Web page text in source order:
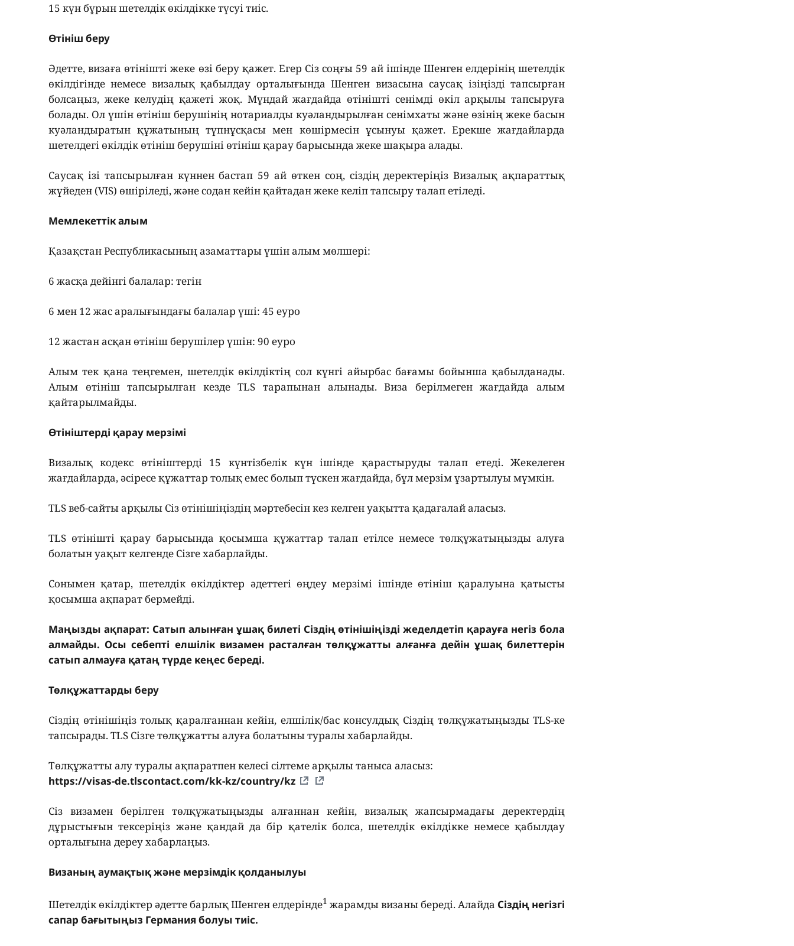
15 күн бұрын шетелдік өкілдікке түсуі тиіс.
Өтініш беру
Әдетте, визаға өтінішті жеке өзі беру қажет. Егер Сіз соңғы 59 ай ішінде Шенген елдерінің шетелдік
өкілдігінде немесе визалық қабылдау орталығында Шенген визасына саусақ ізіңізді тапсырған
болсаңыз, жеке келудің қажеті жоқ. Мұндай жағдайда өтінішті сенімді өкіл арқылы тапсыруға
болады. Ол үшін өтініш берушінің нотариалды куәландырылған сенімхаты және өзінің жеке басын
куәландыратын құжатының түпнұсқасы мен көшірмесін ұсынуы қажет. Ерекше жағдайларда
шетелдегі өкілдік өтініш берушіні өтініш қарау барысында жеке шақыра алады.
Саусақ ізі тапсырылған күннен бастап 59 ай өткен соң, сіздің деректеріңіз Визалық ақпараттық
жүйеден (VIS) өшіріледі, және содан кейін қайтадан жеке келіп тапсыру талап етіледі.
Мемлекеттік алым
Қазақстан Республикасының азаматтары үшін алым мөлшері:
6 жасқа дейінгі балалар: тегін
6 мен 12 жас аралығындағы балалар үші: 45 еуро
12 жастан асқан өтініш берушілер үшін: 90 еуро
Алым тек қана теңгемен, шетелдік өкілдіктің сол күнгі айырбас бағамы бойынша қабылданады.
Алым өтініш тапсырылған кезде TLS тарапынан алынады. Виза берілмеген жағдайда алым
қайтарылмайды.
Өтініштерді қарау мерзімі
Визалық кодекс өтініштерді 15 күнтізбелік күн ішінде қарастыруды талап етеді. Жекелеген
жағдайларда, әсіресе құжаттар толық емес болып түскен жағдайда, бұл мерзім ұзартылуы мүмкін.
TLS веб-сайты арқылы Сіз өтінішіңіздің мәртебесін кез келген уақытта қадағалай аласыз.
TLS өтінішті қарау барысында қосымша құжаттар талап етілсе немесе төлқұжатыңызды алуға
болатын уақыт келгенде Сізге хабарлайды.
Сонымен қатар, шетелдік өкілдіктер әдеттегі өңдеу мерзімі ішінде өтініш қаралуына қатысты
қосымша ақпарат бермейді.
Маңызды ақпарат: Сатып алынған ұшақ билеті Сіздің өтінішіңізді жеделдетіп қарауға негіз бола
алмайды. Осы себепті елшілік визамен расталған төлқұжатты алғанға дейін ұшақ билеттерін
сатып алмауға қатаң түрде кеңес береді.
Төлқұжаттарды беру
Сіздің өтінішіңіз толық қаралғаннан кейін, елшілік/бас консулдық Сіздің төлқұжатыңызды TLS-ке
тапсырады. TLS Сізге төлқұжатты алуға болатыны туралы хабарлайды.
Төлқұжатты алу туралы ақпаратпен келесі сілтеме арқылы таныса аласыз:
https://visas-de.tlscontact.com/kk-kz/country/kz
Сіз визамен берілген төлқұжатыңызды алғаннан кейін, визалық жапсырмадағы деректердің
дұрыстығын тексеріңіз және қандай да бір қателік болса, шетелдік өкілдікке немесе қабылдау
орталығына дереу хабарлаңыз.
Визаның аумақтық және мерзімдік қолданылуы
Шетелдік өкілдіктер әдетте барлық Шенген елдерінде1 жарамды визаны береді. Алайда Сіздің негізгі
сапар бағытыңыз Германия болуы тиіс.